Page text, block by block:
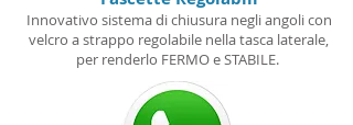
Innovativo sistema di chiusura negli angoli con
velcro a strappo regolabile nella tasca laterale,
per renderlo FERMO e STABILE.